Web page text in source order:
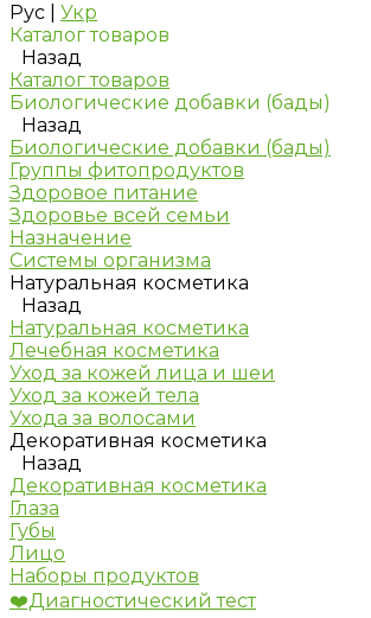
Рус
Укр
Каталог товаров
Назад
Каталог товаров
Биологические добавки (бады)
Назад
Биологические добавки (бады)
Группы фитопродуктов
Здоровое питание
Здоровье всей семьи
Назначение
Системы организма
Натуральная косметика
Назад
Натуральная косметика
Лечебная косметика
Уход за кожей лица и шеи
Уход за кожей тела
Ухода за волосами
Декоративная косметика
Назад
Декоративная косметика
Глаза
Губы
Лицо
Наборы продуктов
❤️Диагностический тест